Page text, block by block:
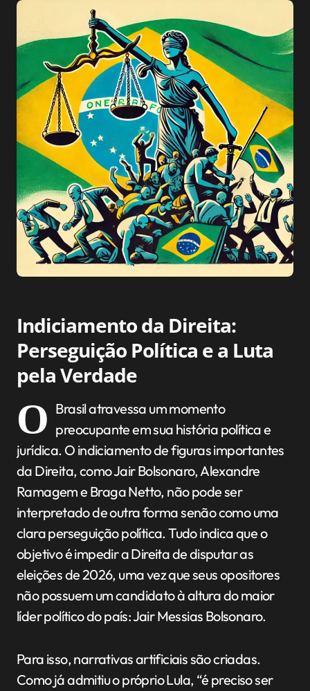
Indiciamento da Direita:
Perseguição Política e a Luta
pela Verdade
O Brasil atravessa um momento
preocupante em sua história política e
jurídica. O indiciamento de figuras importantes
da Direita, como Jair Bolsonaro, Alexandre
Ramagem e Braga Netto, não pode ser
interpretado de outra forma senão como uma
clara perseguição política. Tudo indica que o
objetivo é impedir a Direita de disputar as
eleições de 2026, uma vez que seus opositores
não possuem um candidato à altura do maior
líder político do país: Jair Messias Bolsonaro.
Para isso, narrativas artificiais são criadas.
Como já admitiu o próprio Lula, “é preciso ser